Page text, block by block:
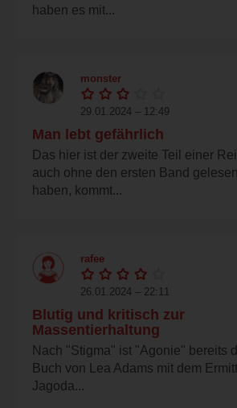
haben es mit...
monster
29.01.2024 – 12:49
Man lebt gefährlich
Das hier ist der zweite Teil einer
auch ohne den ersten Band
haben, kommt...
rafee
26.01.2024 – 22:11
Blutig und kritisch zur
Massentierhaltung
Nach "Stigma" ist "Agonie" bereits
Buch von Lea Adams mit dem
Jagoda...